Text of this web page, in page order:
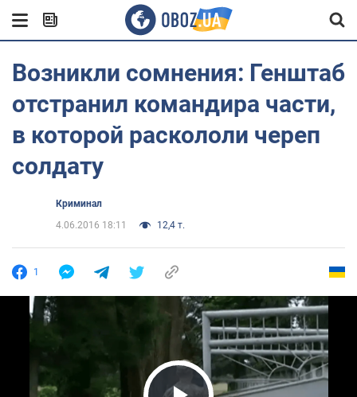
Возникли сомнения: Генштаб
отстранил командира части,
в которой раскололи череп
солдату
Криминал
4.06.2016 18:11
12,4 т.
1